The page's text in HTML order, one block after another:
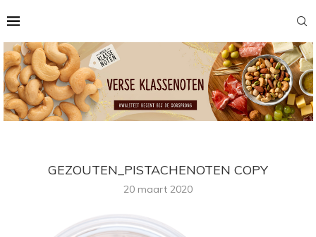
GEZOUTEN_PISTACHENOTEN COPY
20 maart 2020